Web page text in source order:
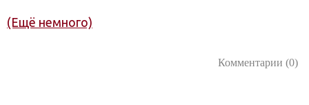
(Ещё немного)
Комментарии (0)